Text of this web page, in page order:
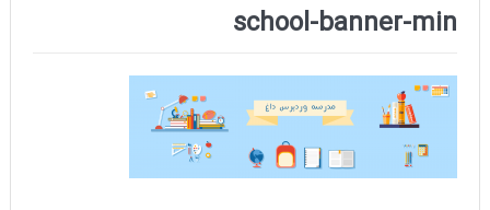
school-banner-min